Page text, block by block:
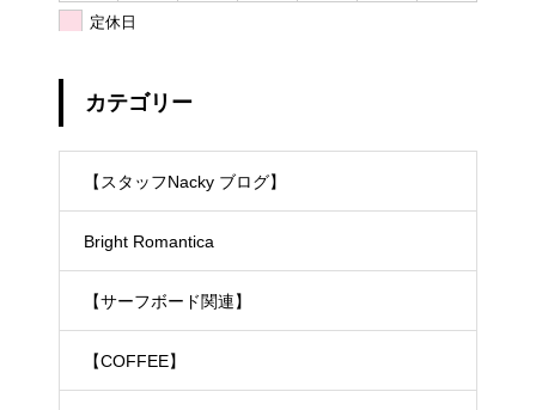
定休日
カテゴリー
【スタッフNacky ブログ】
Bright Romantica
【サーフボード関連】
【COFFEE】